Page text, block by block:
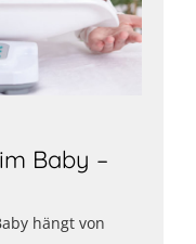
Baby –
hängt von